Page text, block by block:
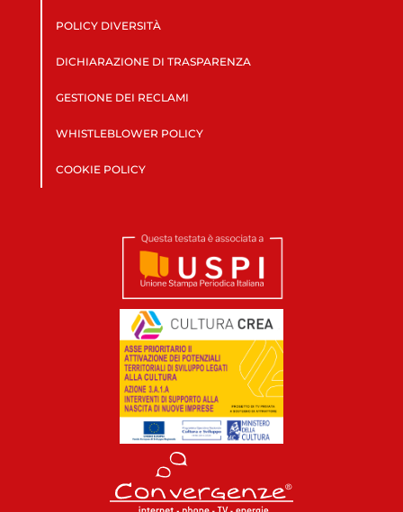
POLICY DIVERSITÀ
DICHIARAZIONE DI TRASPARENZA
GESTIONE DEI RECLAMI
WHISTLEBLOWER POLICY
COOKIE POLICY